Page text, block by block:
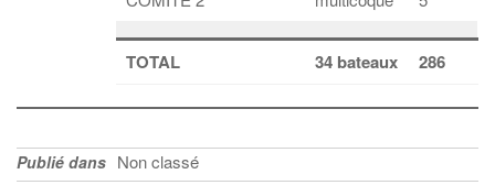
TOTAL 34 bateaux 286
Publié dans Non classé